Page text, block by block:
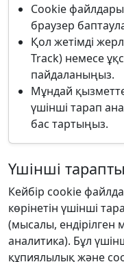
Cookie
браузер
Қол жетімді
Track) немесе
пайдаланыңыз.
Мұндай
үшінші тарап
бас тартыңыз.
Үшінші
Кейбір cookie
көрінетін үшінші
(мысалы, ендірілген
аналитика). Бұл
құпиялылық және